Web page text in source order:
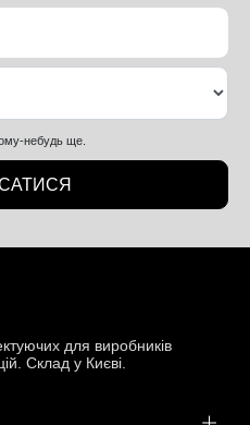
небудь ще.
для виробників
Склад у Києві.